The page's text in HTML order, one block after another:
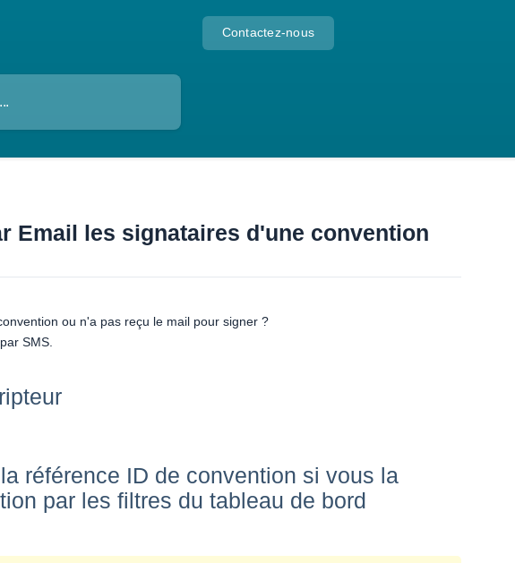
Contactez-nous
Email les signataires d'une convention
ou n'a pas reçu le mail pour signer ?
SMS.
référence ID de convention si vous la
par les filtres du tableau de bord